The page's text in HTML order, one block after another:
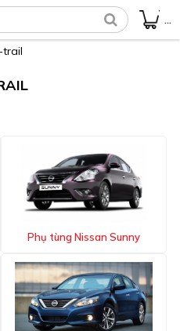
trail
Phụ tùng Nissan Sunny